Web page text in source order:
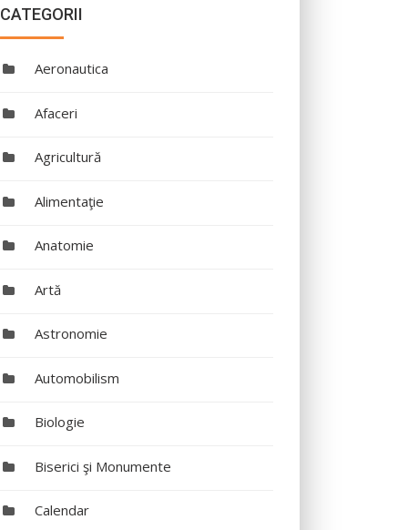
CATEGORII
Aeronautica
Afaceri
Agricultură
Alimentaţie
Anatomie
Artă
Astronomie
Automobilism
Biologie
Biserici şi Monumente
Calendar